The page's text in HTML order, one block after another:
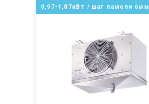
0,97-1,87кВт / шаг ламели 6мм